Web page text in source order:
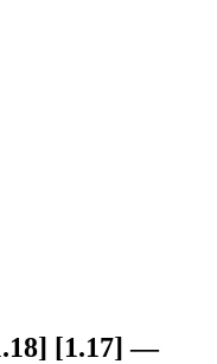
[1.17] —